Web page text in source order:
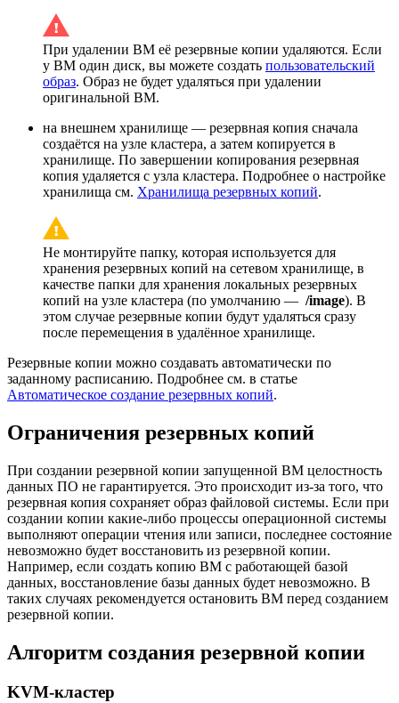
При удалении ВМ её резервные копии удаляются. Если
у ВМ один диск, вы можете создать пользовательский
образ. Образ не будет удаляться при удалении
оригинальной ВМ.
на внешнем хранилище — резервная копия сначала
создаётся на узле кластера, а затем копируется в
хранилище. По завершении копирования резервная
копия удаляется с узла кластера. Подробнее о настройке
хранилища см. Хранилища резервных копий.
Не монтируйте папку, которая используется для
хранения резервных копий на сетевом хранилище, в
качестве папки для хранения локальных резервных
копий на узле кластера (по умолчанию — /image). В
этом случае резервные копии будут удаляться сразу
после перемещения в удалённое хранилище.
Резервные копии можно создавать автоматически по
заданному расписанию. Подробнее см. в статье
Автоматическое создание резервных копий.
Ограничения резервных копий
При создании резервной копии запущенной ВМ целостность
данных ПО не гарантируется. Это происходит из-за того, что
резервная копия сохраняет образ файловой системы. Если при
создании копии какие-либо процессы операционной системы
выполняют операции чтения или записи, последнее состояние
невозможно будет восстановить из резервной копии.
Например, если создать копию ВМ с работающей базой
данных, восстановление базы данных будет невозможно. В
таких случаях рекомендуется остановить ВМ перед созданием
резервной копии.
Алгоритм создания резервной копии
KVM-кластер